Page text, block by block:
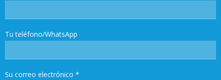
Tu teléfono/WhatsApp
Su correo electrónico *